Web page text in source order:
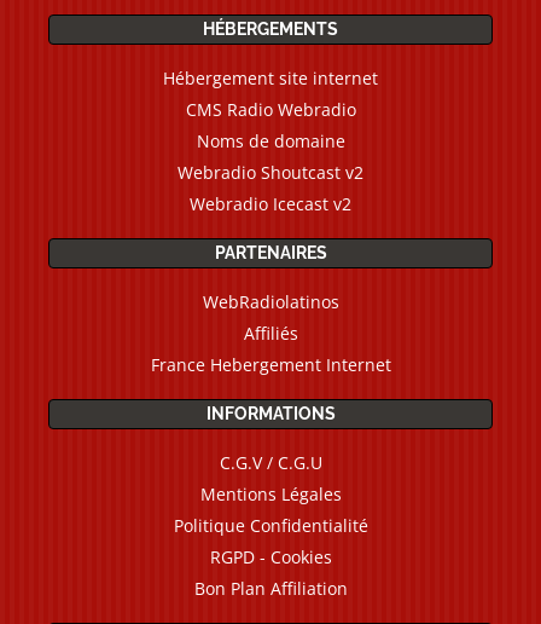
HÉBERGEMENTS
Hébergement site internet
CMS Radio Webradio
Noms de domaine
Webradio Shoutcast v2
Webradio Icecast v2
PARTENAIRES
WebRadiolatinos
Affiliés
France Hebergement Internet
INFORMATIONS
C.G.V / C.G.U
Mentions Légales
Politique Confidentialité
RGPD - Cookies
Bon Plan Affiliation